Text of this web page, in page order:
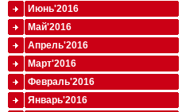
Июнь'2016
Май'2016
Апрель'2016
Март'2016
Февраль'2016
Январь'2016